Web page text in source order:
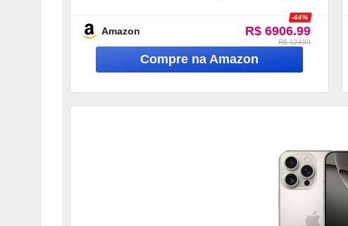
Amazon R$ 6906.99
-44%
R$ 12499